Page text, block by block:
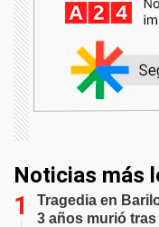
Noticias más
Tragedia en
3 años murió